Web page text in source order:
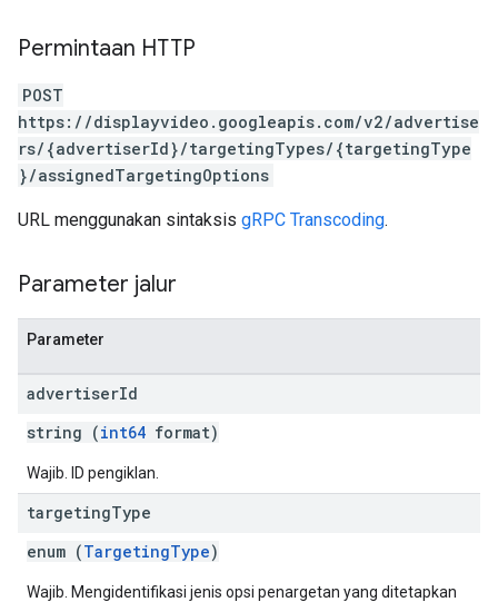
Permintaan HTTP
POST
https://displayvideo.googleapis.com/v2/advertise
rs/{advertiserId}/targetingTypes/{targetingType
}/assignedTargetingOptions
URL menggunakan sintaksis gRPC Transcoding.
Parameter jalur
Parameter
advertiserId
string (int64 format)
Wajib. ID pengiklan.
targetingType
enum (TargetingType)
Wajib. Mengidentifikasi jenis opsi penargetan yang ditetapkan